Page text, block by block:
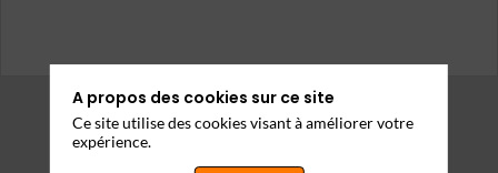
A propos des cookies sur ce site
Ce site utilise des cookies visant à améliorer votre
expérience.